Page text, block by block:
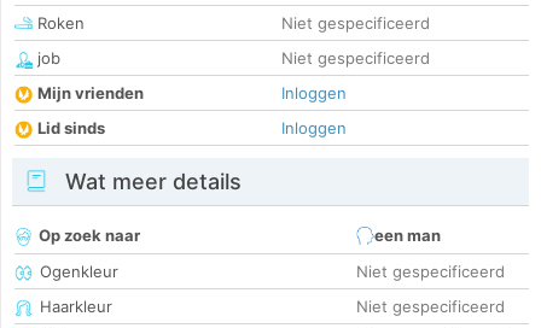
Roken
Niet gespecificeerd
job
Niet gespecificeerd
Mijn vrienden
Inloggen
Lid sinds
Inloggen
Wat meer details
Op zoek naar
een man
Ogenkleur
Niet gespecificeerd
Haarkleur
Niet gespecificeerd